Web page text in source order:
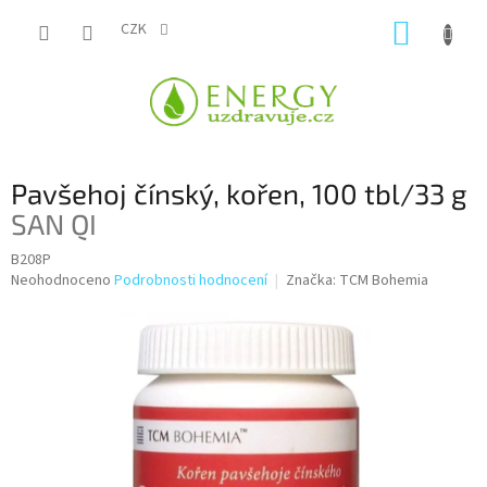
CZK
Pavšehoj čínský, kořen, 100 tbl/33 g
SAN QI
B208P
Průměrné
Neohodnoceno Podrobnosti hodnocení Značka: TCM Bohemia